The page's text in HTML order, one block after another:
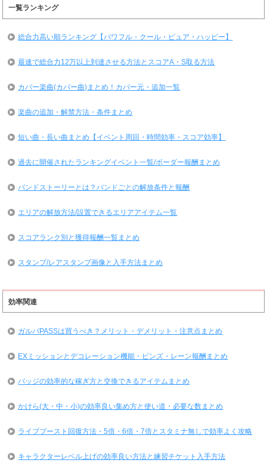
一覧ランキング
総合力高い順ランキング【パワフル・クール・ピュア・ハッピー】
最速で総合力12万以上到達させる方法とスコアA・S取る方法
カバー楽曲(カバー曲)まとめ！カバー元・追加一覧
楽曲の追加・解禁方法・条件まとめ
短い曲・長い曲まとめ【イベント周回・時間効率・スコア効率】
過去に開催されたランキングイベント一覧/ボーダー報酬まとめ
バンドストーリーとは？バンドごとの解放条件と報酬
エリアの解放方法/設置できるエリアアイテム一覧
スコアランク別と獲得報酬一覧まとめ
スタンプ/レアスタンプ画像と入手方法まとめ
効率関連
ガルパPASSは買うべき？メリット・デメリット・注意点まとめ
EXミッションとデコレーション機能・ピンズ・レーン報酬まとめ
バッジの効率的な稼ぎ方と交換できるアイテムまとめ
かけら(大・中・小)の効率良い集め方と使い道・必要な数まとめ
ライブブースト回復方法・5倍・6倍・7倍とスタミナ無しで効率よく攻略
キャラクターレベル上げの効率良い方法と練習チケット入手方法